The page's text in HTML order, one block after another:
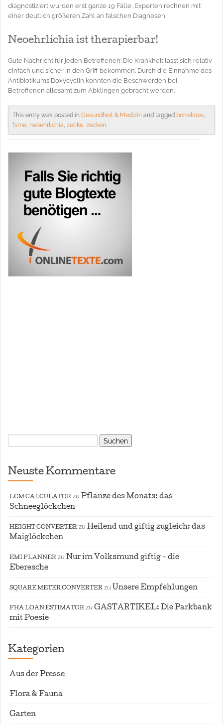
diagnostiziert wurden erst ganze 19 Fälle, Experten rechnen mit
einer deutlich größeren Zahl an falschen Diagnosen.
Neoehrlichia ist therapierbar!
Gute Nachricht für jeden Betroffenen: Die Krankheit lässt sich relativ
einfach und sicher in den Griff bekommen. Durch die Einnahme des
Antibiotikums Doxycyclin konnten die Beschwerden bei
Betroffenen allesamt zum Abklingen gebracht werden.
This entry was posted in Gesundheit & Medizin and tagged borreliose,
fsme, neoehrlichia, zecke, zecken.
Suchen
nach:
Neuste Kommentare
LCM CALCULATOR zu Pflanze des Monats: das
Schneeglöckchen
HEIGHT CONVERTER zu Heilend und giftig zugleich: das
Maiglöckchen
EMI PLANNER zu Nur im Volksmund giftig – die
Eberesche
SQUARE METER CONVERTER zu Unsere Empfehlungen
FHA LOAN ESTIMATOR zu GASTARTIKEL: Die Parkbank
mit Poesie
Kategorien
Aus der Presse
Flora & Fauna
Garten